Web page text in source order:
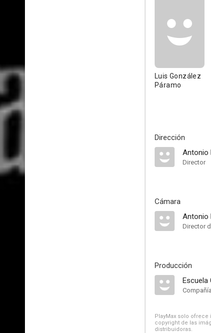
Luis González
Páramo
Dirección
Antonio
Director
Cámara
Antonio
Director
Producción
Escuela
PlayMax solo
copyright de las
distribuidoras.